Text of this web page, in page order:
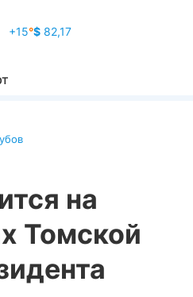
+15°$82,17
на
Томской